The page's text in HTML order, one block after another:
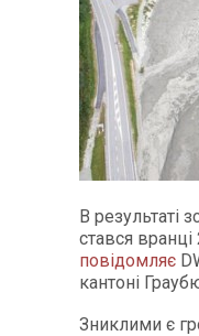
В результаті
стався вранці
повідомляє
кантоні
Зниклими є